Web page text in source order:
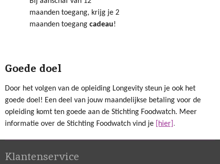
maanden toegang, krijg je 2
maanden toegang cadeau!
Goede doel
Door het volgen van de opleiding Longevity steun je ook het
goede doel! Een deel van jouw maandelijkse betaling voor de
opleiding komt ten goede aan de Stichting Foodwatch. Meer
informatie over de Stichting Foodwatch vind je
[hier] .
Klantenservice